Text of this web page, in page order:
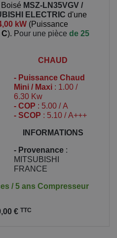
MSZ-LN35VGV /
ELECTRIC d'une
kW (Puissance
C). Pour une pièce de 25
CHAUD
- Puissance Chaud
Mini / Maxi : 1.00 /
6.30 Kw
- COP : 5.00 / A
- SCOP : 5.10 / A+++
INFORMATIONS
- Provenance :
MITSUBISHI
FRANCE
/ 5 ans Compresseur
€ TTC